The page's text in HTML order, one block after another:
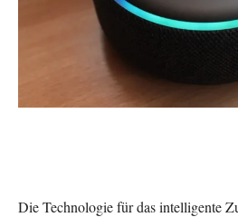
Die Technologie für das intelligente